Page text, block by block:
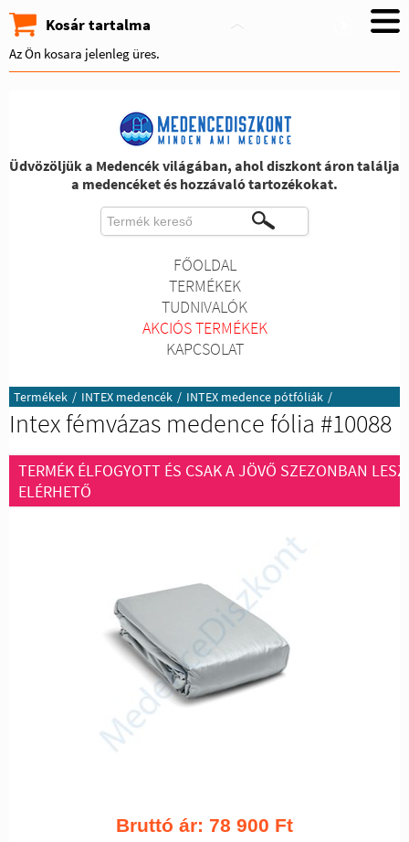
Kosár tartalma
Az Ön kosara jelenleg üres.
Üdvözöljük a Medencék világában, ahol diszkont áron találja
a medencéket és hozzávaló tartozékokat.
FŐOLDAL
TERMÉKEK
TUDNIVALÓK
AKCIÓS TERMÉKEK
KAPCSOLAT
Termékek / INTEX medencék / INTEX medence pótfóliák /
Intex fémvázas medence fólia #10088
TERMÉK ÉLFOGYOTT ÉS CSAK A JÖVŐ SZEZONBAN LESZ
ELÉRHETŐ
Bruttó ár: 78 900 Ft